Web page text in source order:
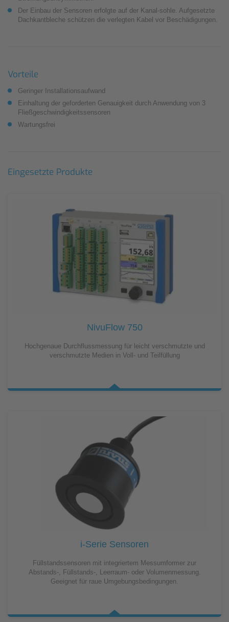
Der Einbau der Sensoren erfolgte auf der Kanal-sohle. Aufgesetzte
Dachkantbleche schützen die verlegten Kabel vor Beschädigungen.
Vorteile
Geringer Installationsaufwand
Einhaltung der geforderten Genauigkeit durch An­wendung von 3
Fließgeschwindigkeitssensoren
Wartungsfrei
Eingesetzte Produkte
NivuFlow 750
Hochgenaue Durchflussmessung für leicht verschmutzte und
verschmutzte Medien in Voll- und Teilfüllung
i-Serie Sensoren
Füllstandssensoren mit integriertem Messumformer zur
Abstands-, Füllstands-, Leerraum- oder Volumenmessung.
Geeignet für raue Umgebungsbedingungen.